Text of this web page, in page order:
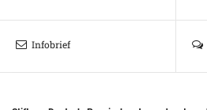
Infobrief